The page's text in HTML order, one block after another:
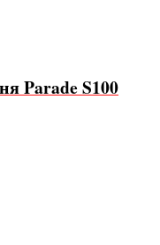
Parade S100